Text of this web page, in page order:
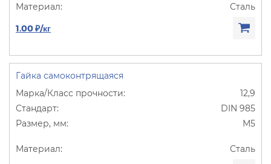
Сталь
1.00 ₽/кг
Гайка самоконтрящаяся
12,9
DIN 985
М5
Сталь